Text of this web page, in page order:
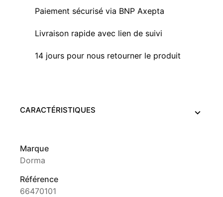
Paiement sécurisé via BNP Axepta
Livraison rapide avec lien de suivi
14 jours pour nous retourner le produit
CARACTÉRISTIQUES
Marque
Dorma
Référence
66470101